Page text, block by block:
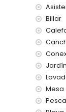
con niños
del alquiler
Billar
Jardín
Mesa